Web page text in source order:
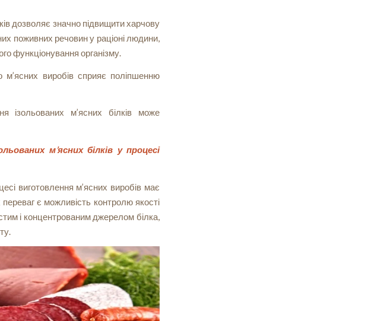
дозволяє значно підвищити харчову
поживних речовин у раціоні людини,
функціонування організму.
м’ясних виробів сприяє поліпшенню
ізольованих м’ясних білків може
м’ясних білків у процесі
виготовлення м’ясних виробів має
є можливість контролю якості
і концентрованим джерелом білка,